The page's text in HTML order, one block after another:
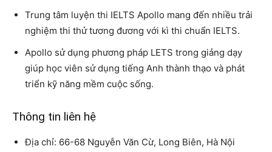
Trung tâm luyện thi IELTS Apollo mang đến nhiều trải
nghiệm thi thử tương đương với kì thi chuẩn IELTS.
Apollo sử dụng phương pháp LETS trong giảng dạy
giúp học viên sử dụng tiếng Anh thành thạo và phát
triển kỹ năng mềm cuộc sống.
Thông tin liên hệ
Địa chỉ: 66-68 Nguyễn Văn Cừ, Long Biên, Hà Nội